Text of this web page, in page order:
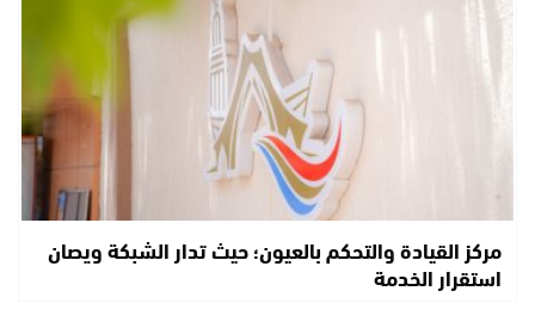
مركز القيادة والتحكم بالعيون؛ حيث تدار الشبكة ويصان
استقرار الخدمة